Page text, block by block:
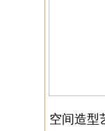
空间造型